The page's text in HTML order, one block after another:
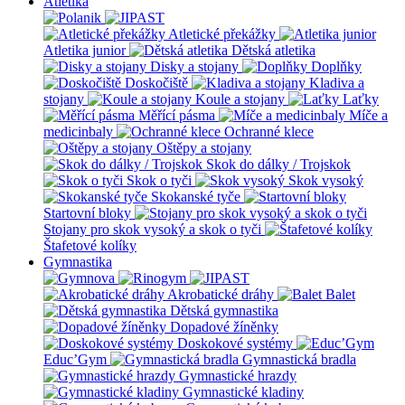
Atletické překážky
Atletika junior
Dětská atletika
Disky a stojany
Doplňky
Doskočiště
Kladiva a
stojany
Koule a stojany
Laťky
Měřící pásma
Míče a
medicinbaly
Ochranné klece
Oštěpy a stojany
Skok do dálky / Trojskok
Skok o tyči
Skok vysoký
Skokanské tyče
Startovní bloky
Stojany pro skok vysoký a skok o tyči
Štafetové kolíky
Gymnastika
Akrobatické dráhy
Balet
Dětská gymnastika
Dopadové žíněnky
Doskokové systémy
Educ’Gym
Gymnastická bradla
Gymnastické hrazdy
Gymnastické kladiny